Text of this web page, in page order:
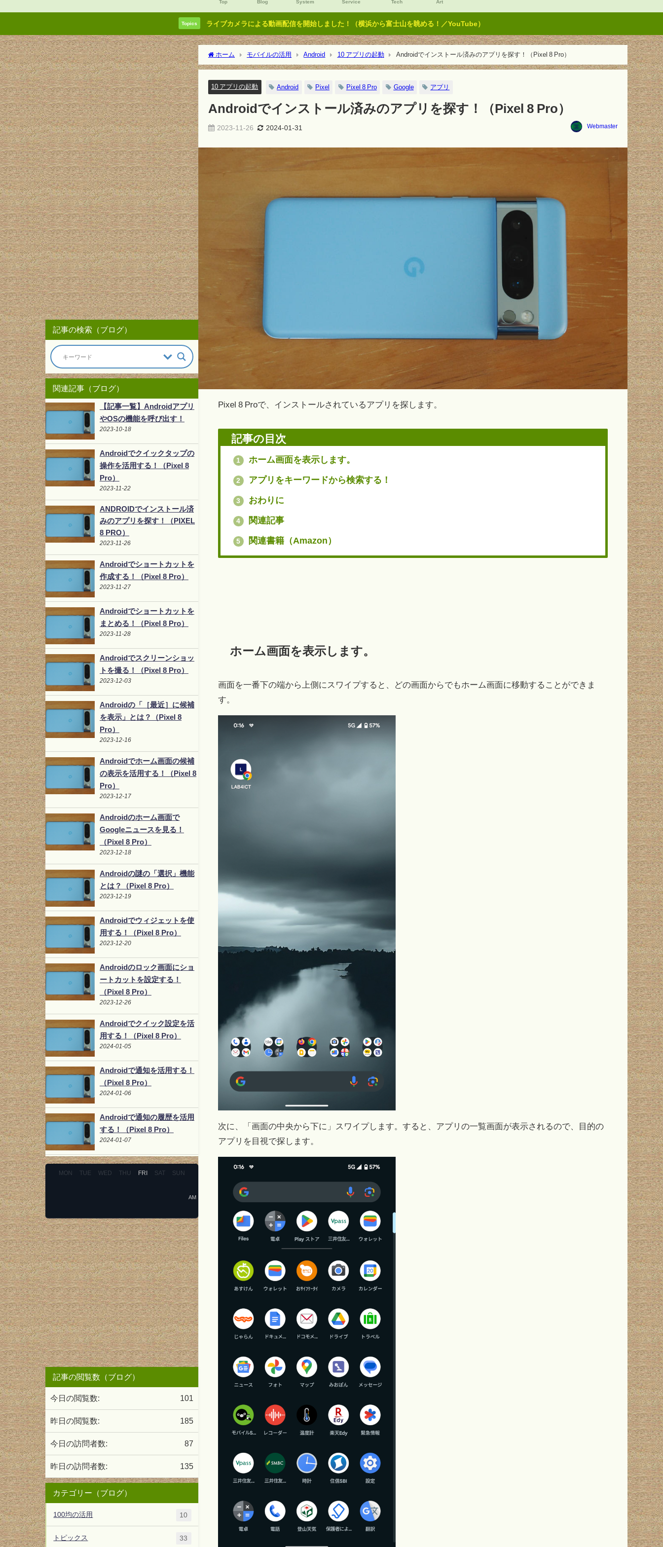
Top Blog System Service Tech Art
Topics ライブカメラによる動画配信を開始しました！（横浜から富士山を眺める！／YouTube）
ホーム モバイルの活用 Android 10 アプリの起動 Androidでインストール済みのアプリを探す！（Pixel 8 Pro）
10 アプリの起動 Android Pixel Pixel 8 Pro Google アプリ
Androidでインストール済みのアプリを探す！（Pixel 8 Pro）
2023-11-26 2024-01-31 Webmaster
Pixel 8 Proで、インストールされているアプリを探します。
記事の目次
1 ホーム画面を表示します。
2 アプリをキーワードから検索する！
3 おわりに
4 関連記事
5 関連書籍（Amazon）
ホーム画面を表示します。
画面を一番下の端から上側にスワイプすると、どの画面からでもホーム画面に移動することができま
す。
次に、「画面の中央から下に」スワイプします。すると、アプリの一覧画面が表示されるので、目的の
アプリを目視で探します。
記事の検索（ブログ）
関連記事（ブログ）
【記事一覧】Androidアプリ
やOSの機能を呼び出す！
2023-10-18
Androidでクイックタップの
操作を活用する！（Pixel 8
Pro）
2023-11-22
ANDROIDでインストール済
みのアプリを探す！（PIXEL
8 PRO）
2023-11-26
Androidでショートカットを
作成する！（Pixel 8 Pro）
2023-11-27
Androidでショートカットを
まとめる！（Pixel 8 Pro）
2023-11-28
Androidでスクリーンショッ
トを撮る！（Pixel 8 Pro）
2023-12-03
Androidの「［最近］に候補
を表示」とは？（Pixel 8
Pro）
2023-12-16
Androidでホーム画面の候補
の表示を活用する！（Pixel 8
Pro）
2023-12-17
Androidのホーム画面で
Googleニュースを見る！
（Pixel 8 Pro）
2023-12-18
Androidの謎の「選択」機能
とは？（Pixel 8 Pro）
2023-12-19
Androidでウィジェットを使
用する！（Pixel 8 Pro）
2023-12-20
Androidのロック画面にショ
ートカットを設定する！
（Pixel 8 Pro）
2023-12-26
Androidでクイック設定を活
用する！（Pixel 8 Pro）
2024-01-05
Androidで通知を活用する！
（Pixel 8 Pro）
2024-01-06
Androidで通知の履歴を活用
する！（Pixel 8 Pro）
2024-01-07
MON TUE WED THU FRI SAT SUN
AM
記事の閲覧数（ブログ）
101
今日の閲覧数:
185
昨日の閲覧数:
87
今日の訪問者数:
135
昨日の訪問者数:
カテゴリー（ブログ）
100均の活用 10
トピックス 33